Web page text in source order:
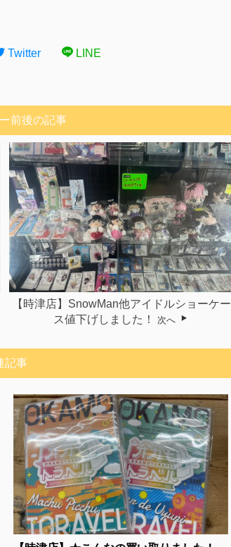
Twitter LINE
前後の記事
【時津店】SnowMan他アイドルショーケー
ス値下げしました！
次へ
記事